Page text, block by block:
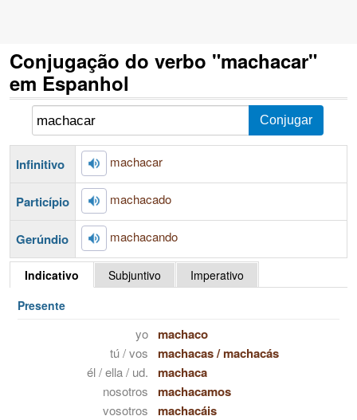
Conjugação do verbo "machacar"
em Espanhol
Infinitivo machacar
Particípio machacado
Gerúndio machacando
Indicativo Subjuntivo
Imperativo
Presente
yo machaco
tú / vos machacas/machacás
él / ella / ud. machaca
nosotros machacamos
vosotros machacáis